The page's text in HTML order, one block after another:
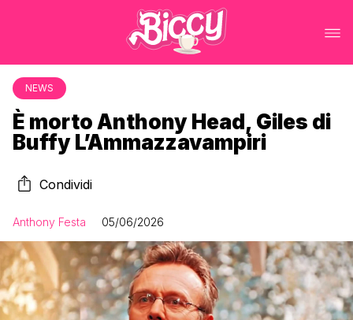
NEWS
È morto Anthony Head, Giles di
Buffy L’Ammazzavampiri
Condividi
Anthony Festa 05/06/2026